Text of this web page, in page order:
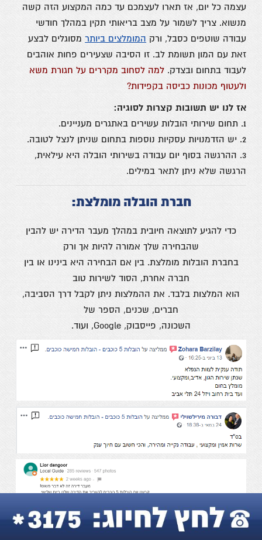
עצמה כל יום, אז תארו לעצמכם עד כמה המקצוע הזה קשה
מנשוא. צריך לשמור על מצב בריאותי תקין במהלך חודשי
עבודה שוטפים כסבל, ורק המומלצים ביותרמסוגלים לבצע
זאת עם המון תשומת לב. זו הסיבה שצעירים פחות אוהבים
לעבוד בתחום ובצדק. למה לסחוב מקררים על חגורת משא
ולעטוף מכונות כביסה בקפידות?
אז לנו יש תשובות קצרות לסוגיה:
1. תחום שירותי הובלות עשירים באתגרים מעניינים.
2. יש הזדמנויות עסקיות נוספות בתחום שניתן לנצל לטובה.
3. ההרגשה בסוף יום עבודה בשירותי הובלה היא עילאית,
הרגשה שלא ניתן לתאר במילים.
חברת הובלה מומלצת:
כדי להגיע לתוצאה חיובית במהלך מעבר הדירה יש להבין
שהבחירה שלך אמורה להיות אך ורק
בחברת הובלות מומלצת. בין אם הבחירה היא בינינו או בין
חברה אחרת, הסוד לשירות טוב
הוא המלצות בלבד. את ההמלצות ניתן לקבל דרך הסביבה,
חברים, שכנים, הספר של
השכונה, פייסבוק, Google, ועוד.